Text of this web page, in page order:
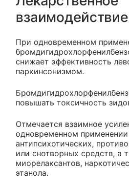
взаимодействие
При одновременном
снижает эффективность
паркинсонизмом.
повышать токсичность
Отмечается взаимное
одновременном применении
антипсихотических,
или снотворных средств, а
миорелаксантов,
этанола.